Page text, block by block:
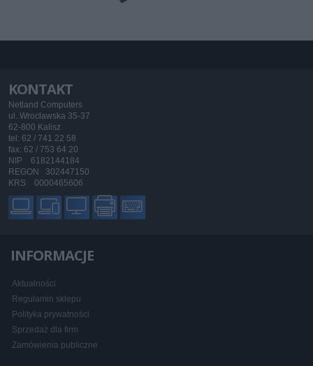
KONTAKT
Netland Computers
ul. Wrocławska 35-37
62-800 Kalisz
tel: 62 / 741 22 58
fax: 62 / 753 64 20
NIP 6182144184
REGON 302447150
KRS 0000465606
INFORMACJE
Aktualności
Regulamin sklepu
Polityka prywatności
Sprzedaż dla firm
Zamówienia publiczne